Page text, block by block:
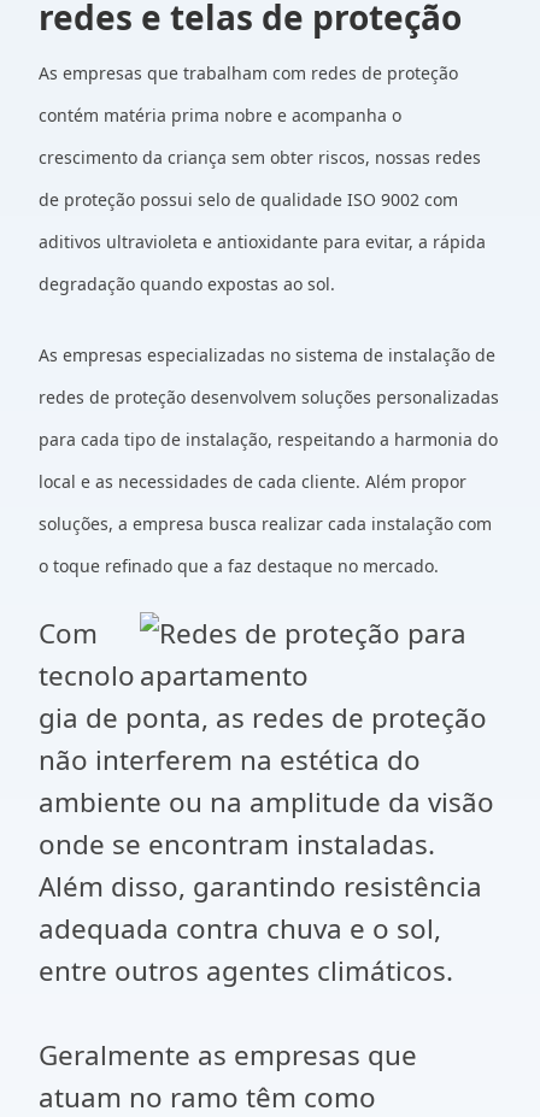
redes e telas de proteção
As empresas que trabalham com redes de proteção
contém matéria prima nobre e acompanha o
crescimento da criança sem obter riscos, nossas redes
de proteção possui selo de qualidade ISO 9002 com
aditivos ultravioleta e antioxidante para evitar, a rápida
degradação quando expostas ao sol.
As empresas especializadas no sistema de instalação de
redes de proteção desenvolvem soluções personalizadas
para cada tipo de instalação, respeitando a harmonia do
local e as necessidades de cada cliente. Além propor
soluções, a empresa busca realizar cada instalação com
o toque refinado que a faz destaque no mercado.
Com
tecnolo
gia de ponta, as redes de proteção
não interferem na estética do
ambiente ou na amplitude da visão
onde se encontram instaladas.
Além disso, garantindo resistência
adequada contra chuva e o sol,
entre outros agentes climáticos.
Geralmente as empresas que
atuam no ramo têm como